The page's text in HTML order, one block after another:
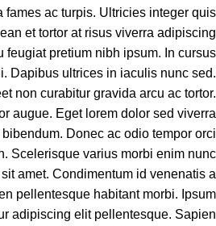
fames ac turpis. Ultricies integer quis
et tortor at risus viverra adipiscing
feugiat pretium nibh ipsum. In cursus
Dapibus ultrices in iaculis nunc sed.
non curabitur gravida arcu ac tortor.
augue. Eget lorem dolor sed viverra
Donec ac odio tempor orci
Scelerisque varius morbi enim nunc
amet. Condimentum id venenatis a
pellentesque habitant morbi. Ipsum
adipiscing elit pellentesque. Sapien